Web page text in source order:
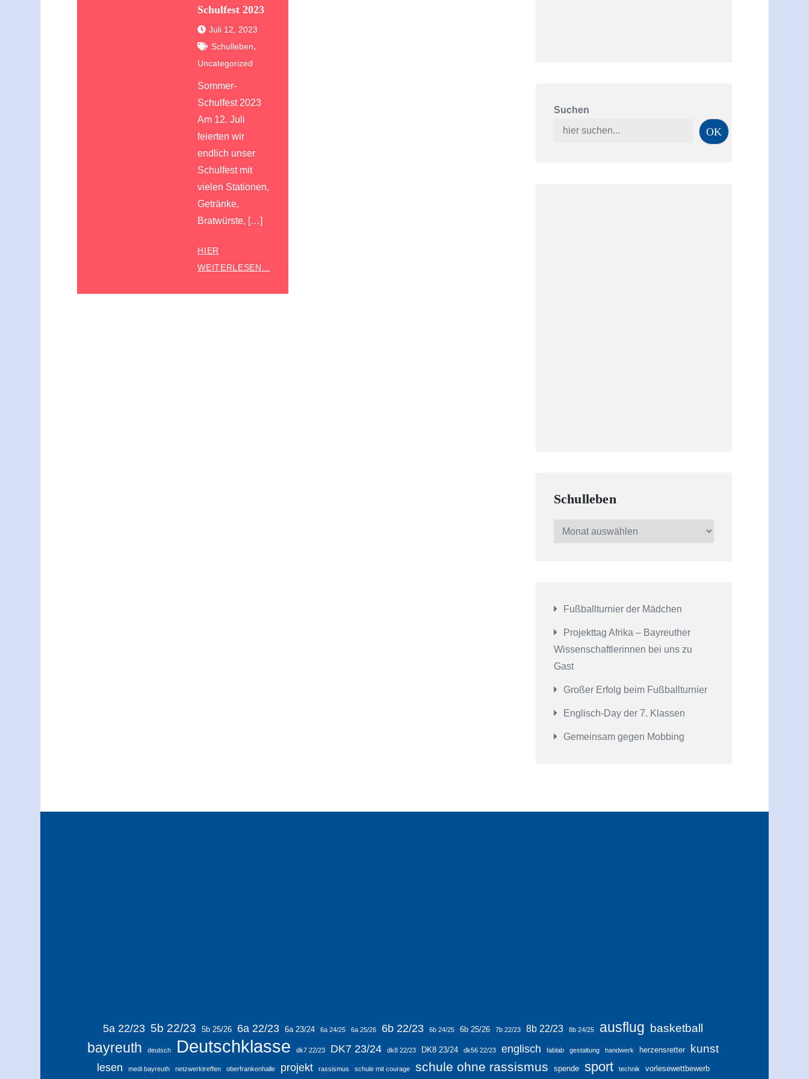
Schulfest 2023
Juli 12, 2023
Schulleben,
Uncategorized
Sommer-
Schulfest 2023
Am 12. Juli
feierten wir
endlich unser
Schulfest mit
vielen Stationen,
Getränke,
Bratwürste, […]
HIER
WEITERLESEN...
Suchen
OK
Schulleben
Schulleben
Fußballturnier der Mädchen
Projekttag Afrika – Bayreuther
Wissenschaftlerinnen bei uns zu
Gast
Großer Erfolg beim Fußballturnier
Englisch-Day der 7. Klassen
Gemeinsam gegen Mobbing
5a 22/23 5b 22/23 5b 25/26 6a 22/23 6a 23/24 6a 24/25 6a 25/26 6b 22/23 6b 24/25 6b 25/26 7b 22/23 8b 22/23 8b 24/25 ausflug basketball
bayreuth deutsch Deutschklasse dk7 22/23 DK7 23/24 dk8 22/23 DK8 23/24 dk56 22/23 englisch fablab gestaltung handwerk herzensretter kunst
lesen medi bayreuth netzwerktreffen oberfrankenhalle projekt rassismus schule mit courage schule ohne rassismus spende sport technik vorlesewettbewerb